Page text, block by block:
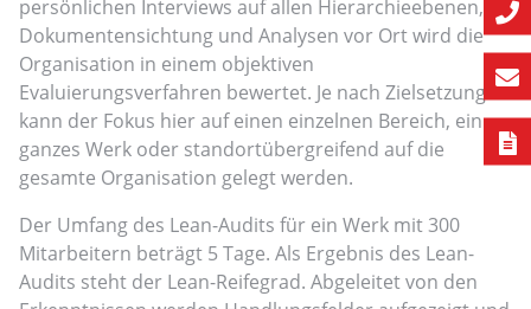
persönlichen Interviews auf allen Hierarchieebenen,
Dokumentensichtung und Analysen vor Ort wird die
Organisation in einem objektiven
Evaluierungsverfahren bewertet. Je nach Zielsetzung
kann der Fokus hier auf einen einzelnen Bereich, ein
ganzes Werk oder standortübergreifend auf die
gesamte Organisation gelegt werden.
Der Umfang des Lean-Audits für ein Werk mit 300
Mitarbeitern beträgt 5 Tage. Als Ergebnis des Lean-
Audits steht der Lean-Reifegrad. Abgeleitet von den